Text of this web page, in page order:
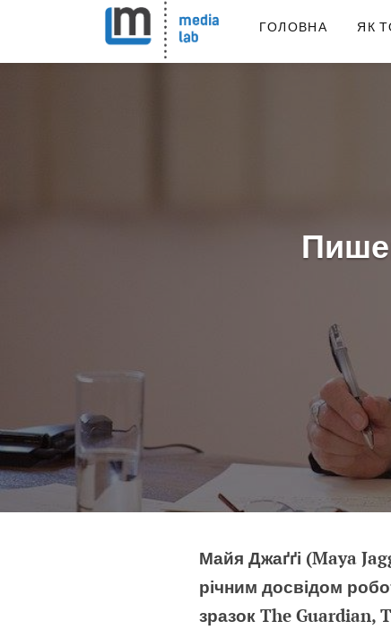
ГОЛОВНА ЯК
Майя Джаґґі (Maya
річним досвідом
зразок The Guardian,